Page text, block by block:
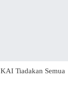
Tiadakan Semua